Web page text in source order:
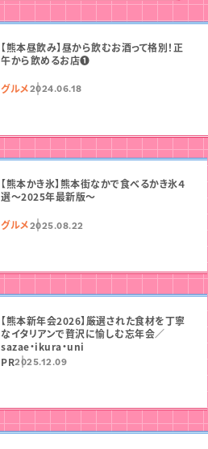
【熊本昼飲み】昼から飲むお酒って格別！正
午から飲めるお店❶
グルメ2024.06.18
【熊本かき氷】熊本街なかで食べるかき氷４
選〜2025年最新版〜
グルメ2025.08.22
【熊本新年会2026】厳選された食材を丁寧
なイタリアンで贅沢に愉しむ忘年会／
sazae・ikura・uni
PR2025.12.09